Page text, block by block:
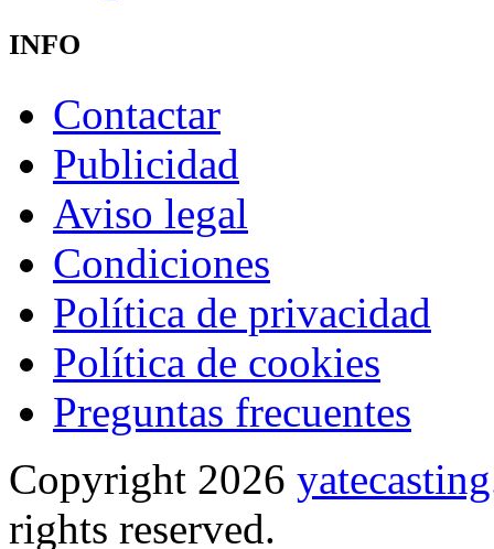
INFO
Contactar
Publicidad
Aviso legal
Condiciones
Política de privacidad
Política de cookies
Preguntas frecuentes
Copyright 2026
rights reserved.